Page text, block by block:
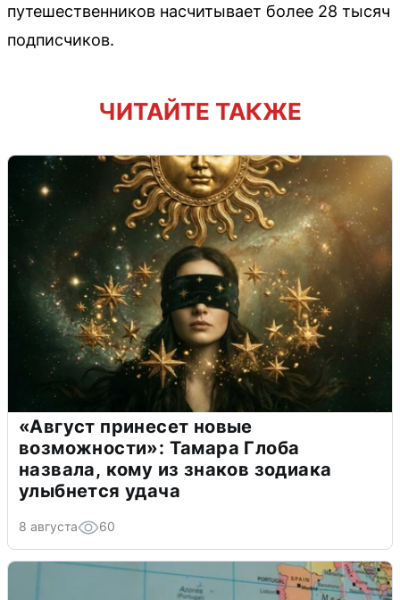
путешественников насчитывает более 28 тысяч
подписчиков.
ЧИТАЙТЕ ТАКЖЕ
«Август принесет новые
возможности»: Тамара Глоба
назвала, кому из знаков зодиака
улыбнется удача
8 августа 60